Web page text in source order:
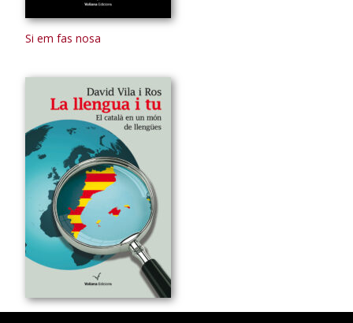
Si em fas nosa